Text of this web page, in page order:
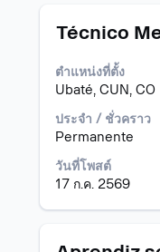
งาน
ตำแหน่ง
Técnico
ตำแหน่งที่ตั้ง
Ubaté, CUN, CO
ประจำ / ชั่วคราว
Permanente
วันที่โพสต์
17 ก.ค. 2569
เลือก
ใช้
Space
เพื่อ
ดู
เนื้อหา
แบบ
เต็ม
ของ
งาน
ตำแหน่ง
เลือก